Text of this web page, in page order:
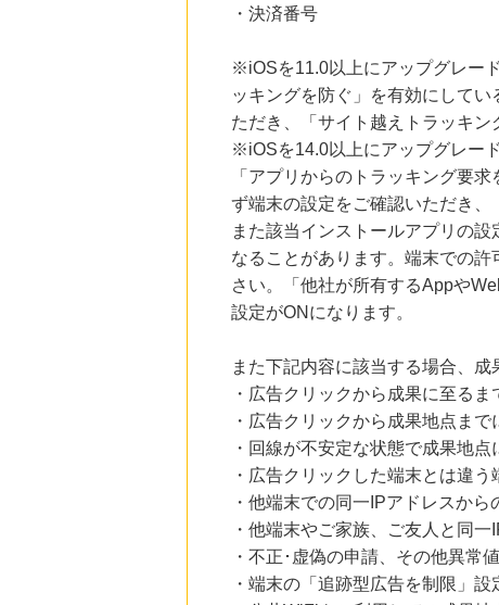
・決済番号
※iOSを11.0以上にアップグレー
ッキングを防ぐ」を有効にして
ただき、「サイト越えトラッキン
※iOSを14.0以上にアップグレー
「アプリからのトラッキング要
ず端末の設定をご確認いただき、
また該当インストールアプリの
なることがあります。端末での
さい。「他社が所有するAppや
設定がONになります。
また下記内容に該当する場合、成
・広告クリックから成果に至る
・広告クリックから成果地点ま
・回線が不安定な状態で成果地点
・広告クリックした端末とは違
・他端末での同一IPアドレスから
・他端末やご家族、ご友人と同
・不正･虚偽の申請、その他異常
・端末の「追跡型広告を制限」